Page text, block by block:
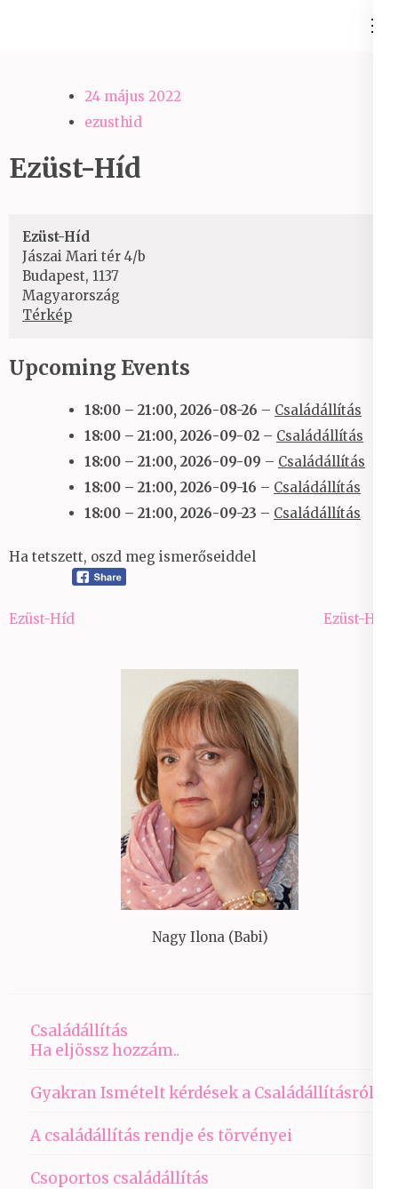
24 május 2022
ezusthid
Ezüst-Híd
Ezüst-Híd
Jászai Mari tér 4/b
Budapest, 1137
Magyarország
TérképEzüst-
Upcoming Events
18:00 – 21:00, 2026-08-26 – Családállítás
18:00 – 21:00, 2026-09-02 – Családállítás
18:00 – 21:00, 2026-09-09 – Családállítás
18:00 – 21:00, 2026-09-16 – Családállítás
18:00 – 21:00, 2026-09-23 – Családállítás
Ha tetszett, oszd meg ismerőseiddel
Bejegyzés
Ezüst-Híd Ezüst-Híd
Nagy Ilona (Babi)
Családállítás
Ha eljössz hozzám..
Gyakran Ismételt kérdések a Családállításról
A családállítás rendje és törvényei
Csoportos családállítás